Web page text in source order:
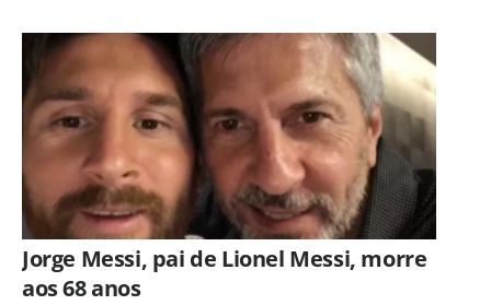
Jorge Messi, pai de Lionel Messi, morre
aos 68 anos